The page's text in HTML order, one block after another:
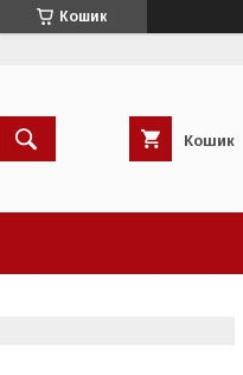
Кошик
Кошик